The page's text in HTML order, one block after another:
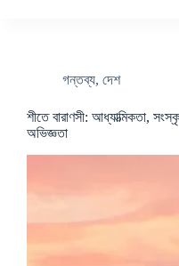
গন্তব্য, দেশ
শীতে বারাণসী: আধ্যাত্মিকতা,
অভিজ্ঞতা